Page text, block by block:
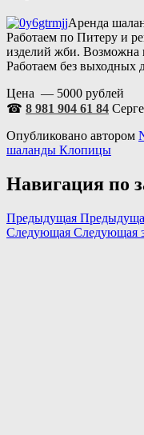
Аренда
Работаем по Питеру и
изделий жби. Возможна
Работаем без выходных
Цена — 5000 рублей
☎ 8 981 904 61 84
Опубликовано автором
шаланды Клопицы
Навигация по
Предыдущая
Следующая Следующая